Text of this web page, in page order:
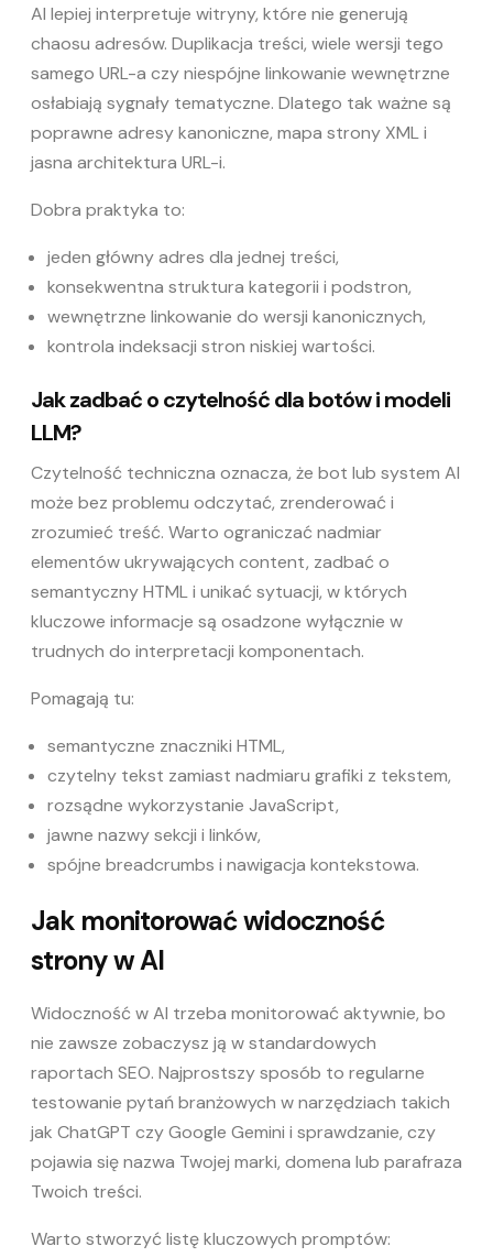
AI lepiej interpretuje witryny, które nie generują
chaosu adresów. Duplikacja treści, wiele wersji tego
samego URL-a czy niespójne linkowanie wewnętrzne
osłabiają sygnały tematyczne. Dlatego tak ważne są
poprawne adresy kanoniczne, mapa strony XML i
jasna architektura URL-i.
Dobra praktyka to:
jeden główny adres dla jednej treści,
konsekwentna struktura kategorii i podstron,
wewnętrzne linkowanie do wersji kanonicznych,
kontrola indeksacji stron niskiej wartości.
Jak zadbać o czytelność dla botów i modeli
LLM?
Czytelność techniczna oznacza, że bot lub system AI
może bez problemu odczytać, zrenderować i
zrozumieć treść. Warto ograniczać nadmiar
elementów ukrywających content, zadbać o
semantyczny HTML i unikać sytuacji, w których
kluczowe informacje są osadzone wyłącznie w
trudnych do interpretacji komponentach.
Pomagają tu:
semantyczne znaczniki HTML,
czytelny tekst zamiast nadmiaru grafiki z tekstem,
rozsądne wykorzystanie JavaScript,
jawne nazwy sekcji i linków,
spójne breadcrumbs i nawigacja kontekstowa.
Jak monitorować widoczność
strony w AI
Widoczność w AI trzeba monitorować aktywnie, bo
nie zawsze zobaczysz ją w standardowych
raportach SEO. Najprostszy sposób to regularne
testowanie pytań branżowych w narzędziach takich
jak ChatGPT czy Google Gemini i sprawdzanie, czy
pojawia się nazwa Twojej marki, domena lub parafraza
Twoich treści.
Warto stworzyć listę kluczowych promptów: